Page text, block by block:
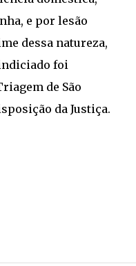
e por lesão
dessa natureza,
foi
de São
da Justiça.